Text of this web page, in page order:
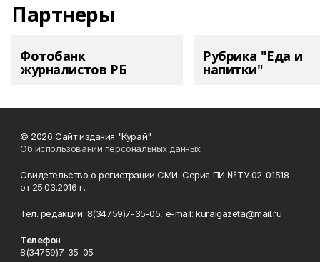
Партнеры
Фотобанк
журналистов РБ
Рубрика "Еда и
напитки"
© 2026 Сайт издания "Курай"
Об использовании персональных данных
Свидетельство о регистрации СМИ: Серия ПИ №ТУ 02-01518
от 25.03.2016 г.
Тел. редакции: 8(34759)7-35-05, e-mail: kuraigazeta@mail.ru
Телефон
8(34759)7-35-05